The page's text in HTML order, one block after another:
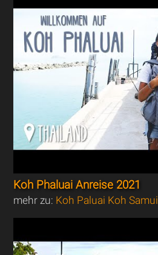
Koh Phaluai Anreise 2021
mehr zu: Koh Paluai Koh Samui